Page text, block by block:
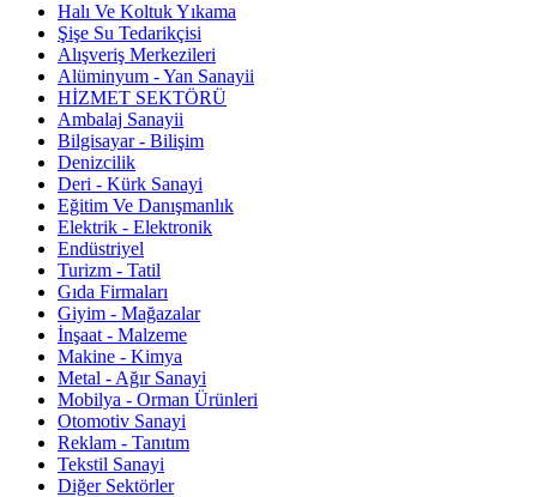
Halı Ve Koltuk Yıkama
Şişe Su Tedarikçisi
Alışveriş Merkezileri
Alüminyum - Yan Sanayii
HİZMET SEKTÖRÜ
Ambalaj Sanayii
Bilgisayar - Bilişim
Denizcilik
Deri - Kürk Sanayi
Eğitim Ve Danışmanlık
Elektrik - Elektronik
Endüstriyel
Turizm - Tatil
Gıda Firmaları
Giyim - Mağazalar
İnşaat - Malzeme
Makine - Kimya
Metal - Ağır Sanayi
Mobilya - Orman Ürünleri
Otomotiv Sanayi
Reklam - Tanıtım
Tekstil Sanayi
Diğer Sektörler